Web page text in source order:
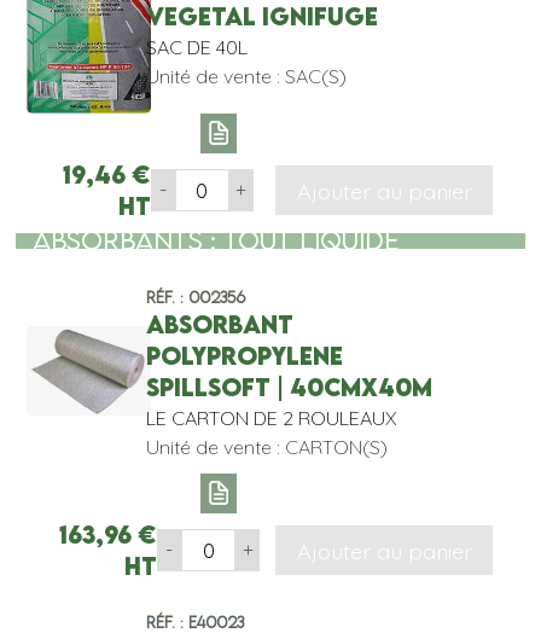
VEGETAL IGNIFUGE
SAC DE 40L
Unité de vente : SAC(S)
19,46€
HT
- + Ajouter au panier
ABSORBANTS : TOUT LIQUIDE
Réf. : 002356
ABSORBANT
POLYPROPYLENE
SPILLSOFT | 40CMx40M
LE CARTON DE 2 ROULEAUX
Unité de vente : CARTON(S)
163,96€
HT
- + Ajouter au panier
Réf. : E40023